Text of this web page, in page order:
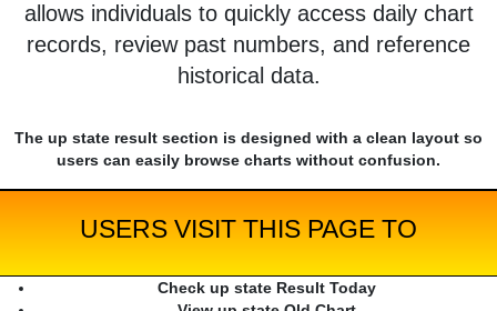
allows individuals to quickly access daily chart
records, review past numbers, and reference
historical data.
The up state result section is designed with a clean layout so
users can easily browse charts without confusion.
USERS VISIT THIS PAGE TO
Check up state Result Today